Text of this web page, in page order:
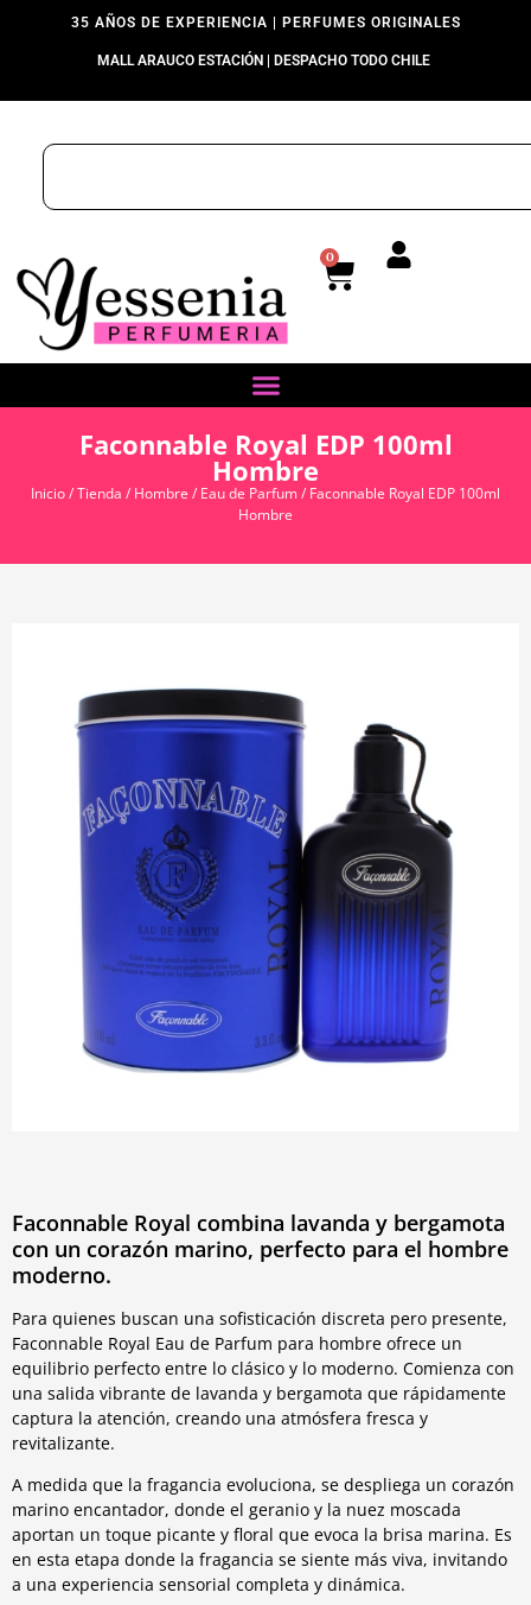
35 AÑOS DE EXPERIENCIA | PERFUMES ORIGINALES
MALL ARAUCO ESTACIÓN | DESPACHO TODO CHILE
0
Faconnable Royal EDP 100ml
Hombre
Inicio/Tienda / Hombre / Eau de Parfum/ Faconnable Royal EDP 100ml
Hombre
Faconnable Royal combina lavanda y bergamota
con un corazón marino, perfecto para el hombre
moderno.
Para quienes buscan una sofisticación discreta pero presente,
Faconnable Royal Eau de Parfum para hombre ofrece un
equilibrio perfecto entre lo clásico y lo moderno. Comienza con
una salida vibrante de lavanda y bergamota que rápidamente
captura la atención, creando una atmósfera fresca y
revitalizante.
A medida que la fragancia evoluciona, se despliega un corazón
marino encantador, donde el geranio y la nuez moscada
aportan un toque picante y floral que evoca la brisa marina. Es
en esta etapa donde la fragancia se siente más viva, invitando
a una experiencia sensorial completa y dinámica.